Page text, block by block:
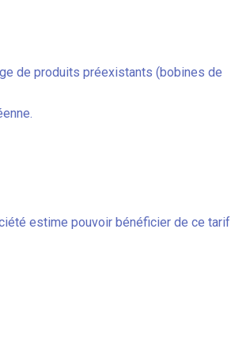
de produits préexistants (bobines de
estime pouvoir bénéficier de ce tarif